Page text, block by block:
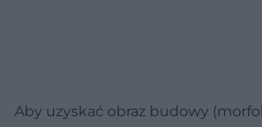
Aby uzyskać obraz budowy